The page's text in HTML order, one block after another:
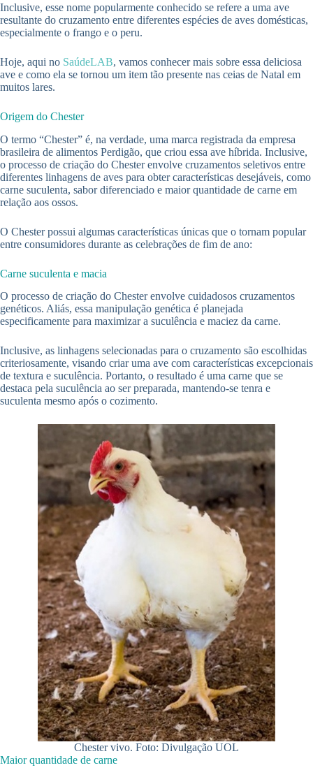
Inclusive, esse nome popularmente conhecido se refere a uma ave
resultante do cruzamento entre diferentes espécies de aves domésticas,
especialmente o frango e o peru.
Hoje, aqui no SaúdeLAB, vamos conhecer mais sobre essa deliciosa
ave e como ela se tornou um item tão presente nas ceias de Natal em
muitos lares.
Origem do Chester
O termo “Chester” é, na verdade, uma marca registrada da empresa
brasileira de alimentos Perdigão, que criou essa ave híbrida. Inclusive,
o processo de criação do Chester envolve cruzamentos seletivos entre
diferentes linhagens de aves para obter características desejáveis, como
carne suculenta, sabor diferenciado e maior quantidade de carne em
relação aos ossos.
O Chester possui algumas características únicas que o tornam popular
entre consumidores durante as celebrações de fim de ano:
Carne suculenta e macia
O processo de criação do Chester envolve cuidadosos cruzamentos
genéticos. Aliás, essa manipulação genética é planejada
especificamente para maximizar a suculência e maciez da carne.
Inclusive, as linhagens selecionadas para o cruzamento são escolhidas
criteriosamente, visando criar uma ave com características excepcionais
de textura e suculência. Portanto, o resultado é uma carne que se
destaca pela suculência ao ser preparada, mantendo-se tenra e
suculenta mesmo após o cozimento.
Chester vivo. Foto: Divulgação UOL
Maior quantidade de carne